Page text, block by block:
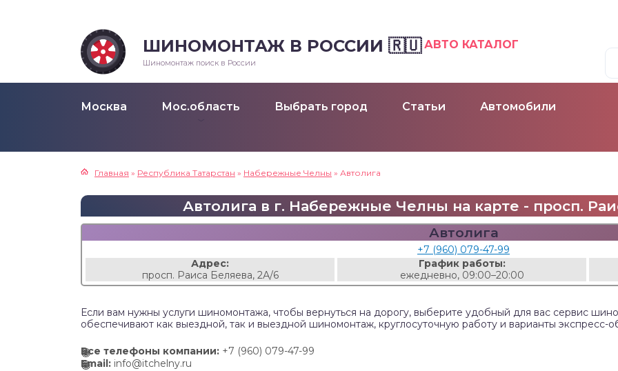
ШИНОМОНТАЖ В РОССИИ 🇷🇺 АВТО КАТАЛОГ
Шиномонтаж поиск в России
Москва Мос.область Выбрать город Статьи Автомобили
Главная » Республика Татарстан » Набережные Челны » Автолига
Автолига в г. Набережные Челны на карте - просп.
Автолига
+7 (960) 079-47-99
Адрес:
просп. Раиса Беляева, 2А/6
График работы:
ежедневно, 09:00–20:00
Если вам нужны услуги шиномонтажа, чтобы вернуться на дорогу, выберите удобный для вас сервис
обеспечивают как выездной, так и выездной шиномонтаж, круглосуточную работу и варианты экспресс-
Все телефоны компании: +7 (960) 079-47-99
Email: info@itchelny.ru